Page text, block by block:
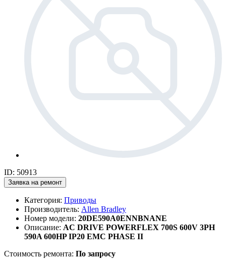
ID: 50913
Заявка на ремонт
Категория: Приводы
Производитель: Allen Bradley
Номер модели: 20DE590A0ENNBNANE
Описание: AC DRIVE POWERFLEX 700S 600V 3PH
590A 600HP IP20 EMC PHASE II
Стоимость ремонта: По запросу